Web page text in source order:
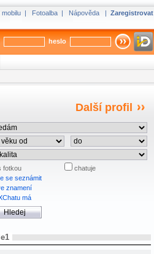
mobilu | Fotoalba | Nápověda | Zaregistrovat
heslo
Další profil
fotkou
chatuje
se seznámit
znamení
má